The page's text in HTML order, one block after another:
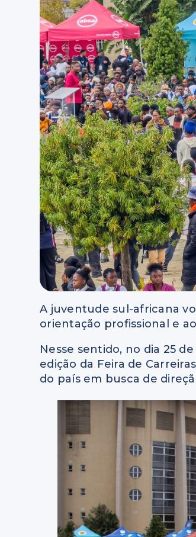
A juventude sul-africana
orientação profissional e
Nesse sentido, no dia 25 de
edição da Feira de
do país em busca de